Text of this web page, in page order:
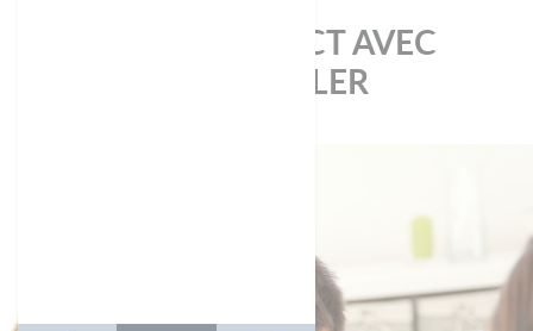
PRENEZ CONTACT AVEC
VOTRE CONSEILLER